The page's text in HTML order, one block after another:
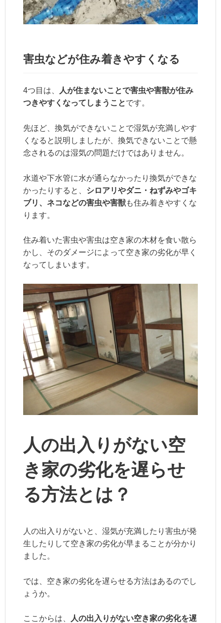
害虫などが住み着きやすくなる
4つ目は、
人が住まないことで害虫や害獣が住み
つきやすくなってしまうことです。
先ほど、換気ができないことで湿気が充満しやす
くなると説明しましたが、換気できないことで懸
念されるのは湿気の問題だけではありません。
水道や下水管に水が通らなかったり換気ができな
かったりすると、 シロアリやダニ・ねずみやゴキ
ブリ、ネコなどの害虫や害獣も住み着きやすくな
ります。
住み着いた害虫や害虫は空き家の木材を食い散ら
かし、そのダメージによって空き家の劣化が早く
なってしまいます。
人の出入りがない空
き家の劣化を遅らせ
る方法とは？
人の出入りがないと、湿気が充満したり害虫が発
生したりして空き家の劣化が早まることが分かり
ました。
では、空き家の劣化を遅らせる方法はあるのでし
ょうか。
ここからは、 人の出入りがない空き家の劣化を遅